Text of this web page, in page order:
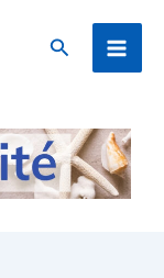
Rechercher